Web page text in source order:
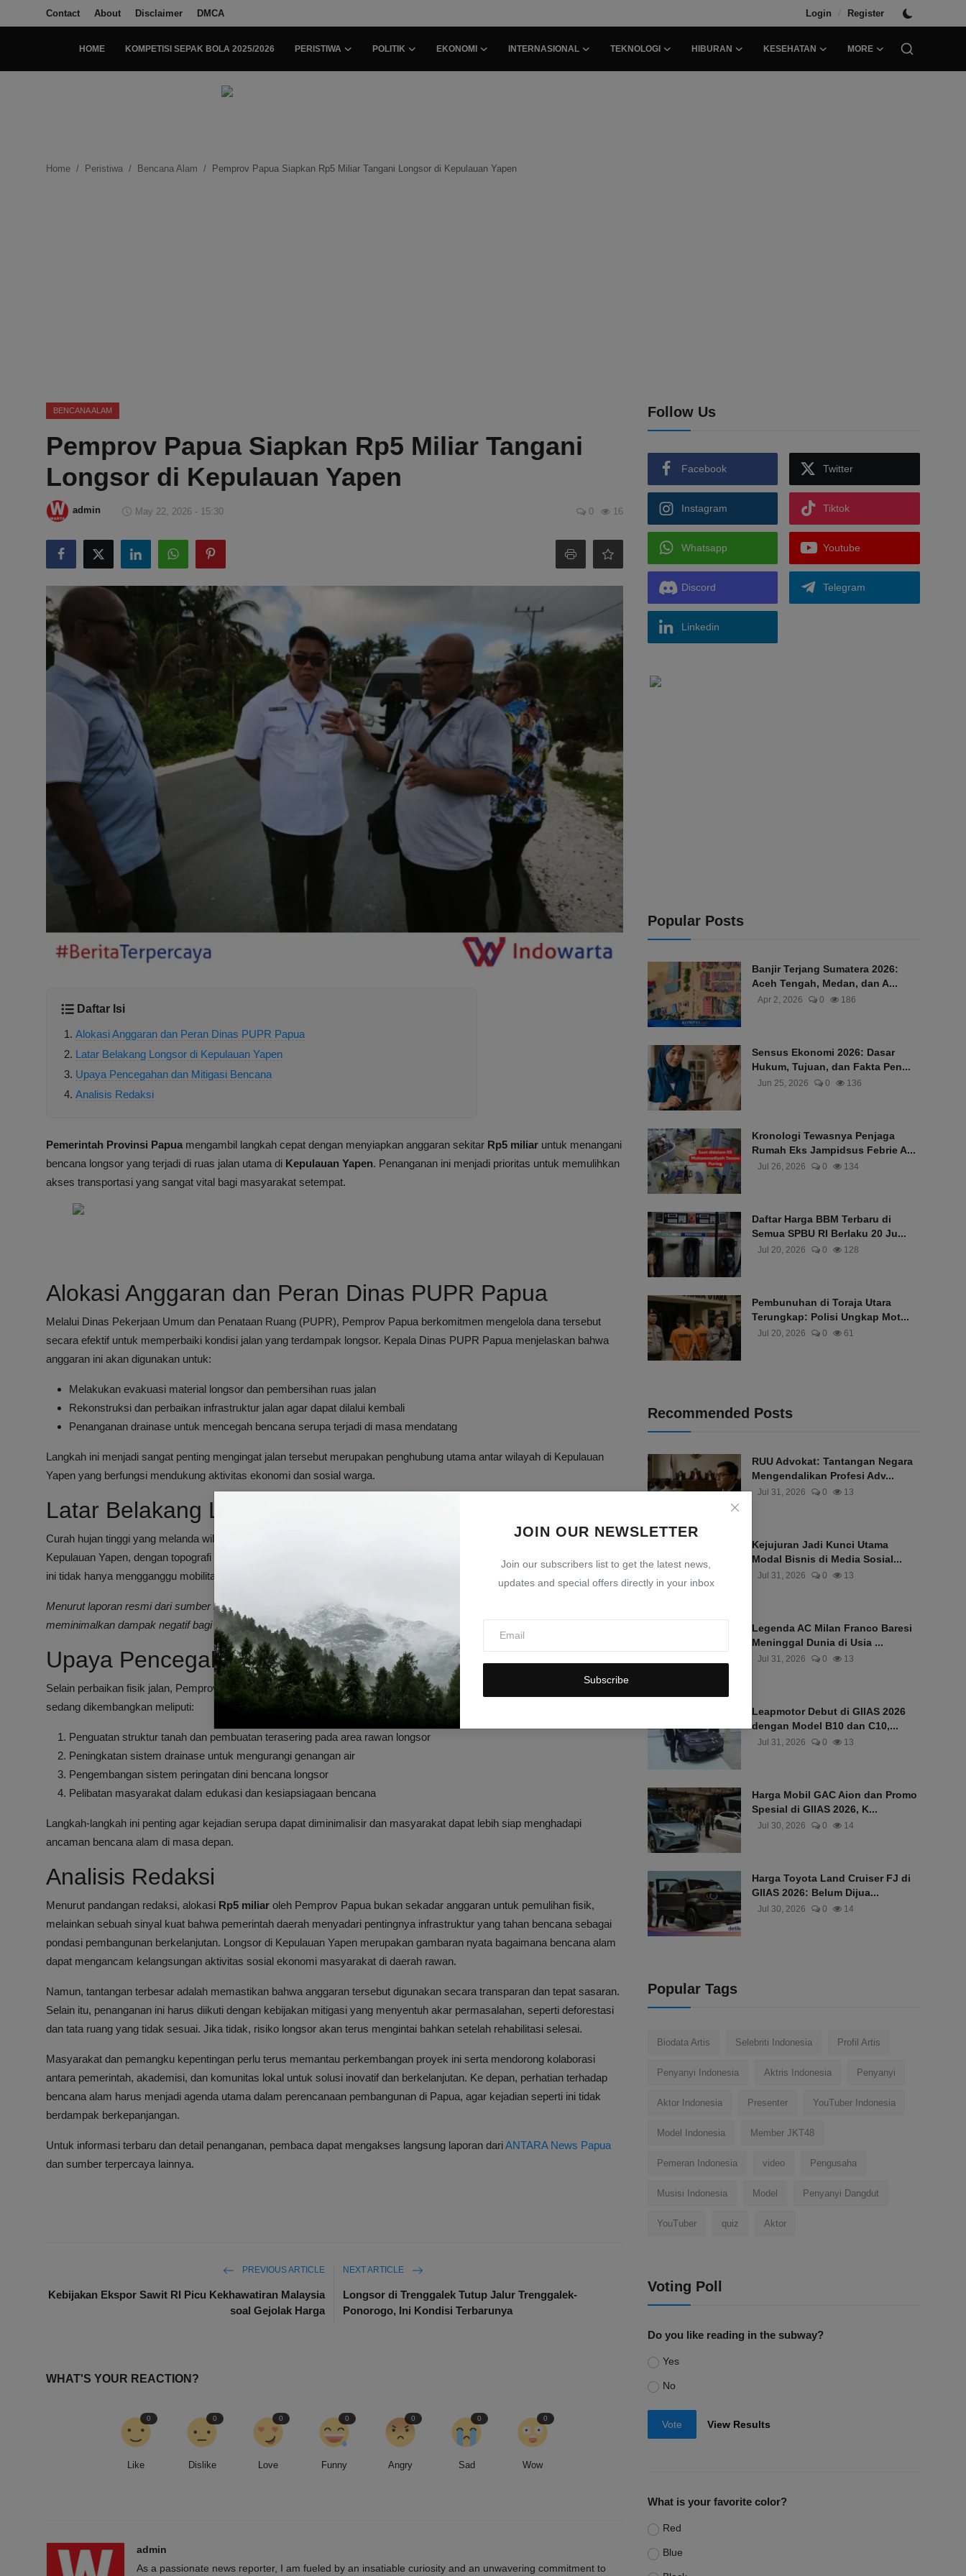
Contact About Disclaimer DMCA Login / Register
HOME KOMPETISI SEPAK BOLA 2025/2026 PERISTIWA POLITIK EKONOMI INTERNASIONAL TEKNOLOGI HIBURAN KESEHATAN MORE
Ekonomi
Internasional
Hiburan
Kesehatan
JOIN OUR NEWSLETTER
Join our subscribers list to get the latest news,
updates and special offers directly in your inbox
Subscribe
Home Peristiwa Bencana Alam Pemprov Papua Siapkan Rp5 Miliar Tangani Longsor di Kepulauan Yapen
BENCANA ALAM
Pemprov Papua Siapkan Rp5 Miliar Tangani
Longsor di Kepulauan Yapen
admin May 22, 2026 - 15:30 0 16
Daftar Isi
Alokasi Anggaran dan Peran Dinas PUPR Papua
Latar Belakang Longsor di Kepulauan Yapen
Upaya Pencegahan dan Mitigasi Bencana
Analisis Redaksi
Pemerintah Provinsi Papua mengambil langkah cepat dengan menyiapkan anggaran sekitar Rp5 miliar untuk menangani
bencana longsor yang terjadi di ruas jalan utama di Kepulauan Yapen. Penanganan ini menjadi prioritas untuk memulihkan
akses transportasi yang sangat vital bagi masyarakat setempat.
Alokasi Anggaran dan Peran Dinas PUPR Papua
Melalui Dinas Pekerjaan Umum dan Penataan Ruang (PUPR), Pemprov Papua berkomitmen mengelola dana tersebut
secara efektif untuk memperbaiki kondisi jalan yang terdampak longsor. Kepala Dinas PUPR Papua menjelaskan bahwa
anggaran ini akan digunakan untuk:
Melakukan evakuasi material longsor dan pembersihan ruas jalan
Rekonstruksi dan perbaikan infrastruktur jalan agar dapat dilalui kembali
Penanganan drainase untuk mencegah bencana serupa terjadi di masa mendatang
Langkah ini menjadi sangat penting mengingat jalan tersebut merupakan penghubung utama antar wilayah di Kepulauan
Yapen yang berfungsi mendukung aktivitas ekonomi dan sosial warga.
Latar Belakang Longsor di Kepulauan Yapen
Curah hujan tinggi yang melanda wilayah Papua beberapa waktu terakhir menjadi faktor utama terjadinya longsor.
Kepulauan Yapen, dengan topografi yang berbukit dan curam, sangat rentan terhadap pergeseran tanah. Bencana longsor
ini tidak hanya mengganggu mobilitas penduduk tetapi juga berpotensi menghambat distribusi kebutuhan pokok.
Menurut laporan resmi dari sumber berita ANTARA News Papua, respons cepat dari Pemprov Papua diharapkan mampu
meminimalkan dampak negatif bagi masyarakat.
Upaya Pencegahan dan Mitigasi Bencana
Selain perbaikan fisik jalan, Pemprov Papua juga mengedepankan upaya mitigasi jangka panjang. Beberapa strategi yang
sedang dikembangkan meliputi:
Penguatan struktur tanah dan pembuatan terasering pada area rawan longsor
Peningkatan sistem drainase untuk mengurangi genangan air
Pengembangan sistem peringatan dini bencana longsor
Pelibatan masyarakat dalam edukasi dan kesiapsiagaan bencana
Langkah-langkah ini penting agar kejadian serupa dapat diminimalisir dan masyarakat dapat lebih siap menghadapi
ancaman bencana alam di masa depan.
Analisis Redaksi
Menurut pandangan redaksi, alokasi Rp5 miliar oleh Pemprov Papua bukan sekadar anggaran untuk pemulihan fisik,
melainkan sebuah sinyal kuat bahwa pemerintah daerah menyadari pentingnya infrastruktur yang tahan bencana sebagai
pondasi pembangunan berkelanjutan. Longsor di Kepulauan Yapen merupakan gambaran nyata bagaimana bencana alam
dapat mengancam kelangsungan aktivitas sosial ekonomi masyarakat di daerah rawan.
Namun, tantangan terbesar adalah memastikan bahwa anggaran tersebut digunakan secara transparan dan tepat sasaran.
Selain itu, penanganan ini harus diikuti dengan kebijakan mitigasi yang menyentuh akar permasalahan, seperti deforestasi
dan tata ruang yang tidak sesuai. Jika tidak, risiko longsor akan terus mengintai bahkan setelah rehabilitasi selesai.
Masyarakat dan pemangku kepentingan perlu terus memantau perkembangan proyek ini serta mendorong kolaborasi
antara pemerintah, akademisi, dan komunitas lokal untuk solusi inovatif dan berkelanjutan. Ke depan, perhatian terhadap
bencana alam harus menjadi agenda utama dalam perencanaan pembangunan di Papua, agar kejadian seperti ini tidak
berdampak berkepanjangan.
Untuk informasi terbaru dan detail penanganan, pembaca dapat mengakses langsung laporan dariANTARA News Papua
dan sumber terpercaya lainnya.
PREVIOUS ARTICLE
Kebijakan Ekspor Sawit RI Picu Kekhawatiran Malaysia
soal Gejolak Harga
NEXT ARTICLE
Longsor di Trenggalek Tutup Jalur Trenggalek-
Ponorogo, Ini Kondisi Terbarunya
WHAT'S YOUR REACTION?
Like
0
Dislike
0
Love
0
Funny
0
Angry
0
Sad
0
Wow
0
admin
As a passionate news reporter, I am fueled by an insatiable curiosity and an unwavering commitment to
Follow Us
Facebook Twitter
Instagram Tiktok
Whatsapp Youtube
Discord Telegram
Linkedin
Popular Posts
Banjir Terjang Sumatera 2026:
Aceh Tengah, Medan, dan A...
Apr 2, 2026 0 186
Sensus Ekonomi 2026: Dasar
Hukum, Tujuan, dan Fakta Pen...
Jun 25, 2026 0 136
Kronologi Tewasnya Penjaga
Rumah Eks Jampidsus Febrie A...
Jul 26, 2026 0 134
Daftar Harga BBM Terbaru di
Semua SPBU RI Berlaku 20 Ju...
Jul 20, 2026 0 128
Pembunuhan di Toraja Utara
Terungkap: Polisi Ungkap Mot...
Jul 20, 2026 0 61
Recommended Posts
RUU Advokat: Tantangan Negara
Mengendalikan Profesi Adv...
Jul 31, 2026 0 13
Kejujuran Jadi Kunci Utama
Modal Bisnis di Media Sosial...
Jul 31, 2026 0 13
Legenda AC Milan Franco Baresi
Meninggal Dunia di Usia ...
Jul 31, 2026 0 13
Leapmotor Debut di GIIAS 2026
dengan Model B10 dan C10,...
Jul 31, 2026 0 13
Harga Mobil GAC Aion dan Promo
Spesial di GIIAS 2026, K...
Jul 30, 2026 0 14
Harga Toyota Land Cruiser FJ di
GIIAS 2026: Belum Dijua...
Jul 30, 2026 0 14
Popular Tags
Biodata Artis Selebriti Indonesia Profil Artis
Penyanyi Indonesia Aktris Indonesia Penyanyi
Aktor Indonesia Presenter YouTuber Indonesia
Model Indonesia Member JKT48
Pemeran Indonesia video Pengusaha
Musisi Indonesia Model Penyanyi Dangdut
YouTuber quiz Aktor
Voting Poll
Do you like reading in the subway?
Yes
No
Vote View Results
What is your favorite color?
Red
Blue